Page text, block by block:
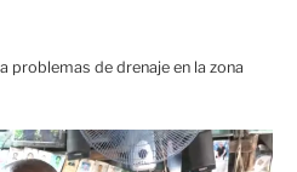
problemas de drenaje en la zona